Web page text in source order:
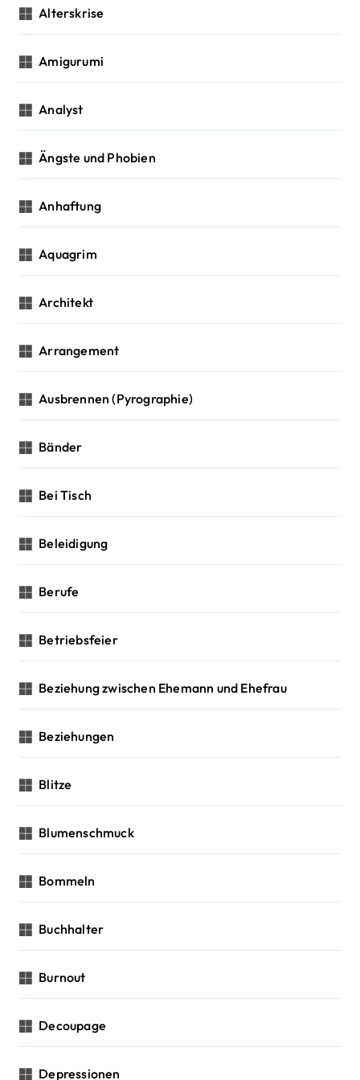
n Alterskrise
Amigurumi
Analyst
Ängste und Phobien
Anhaftung
Aquagrim
Architekt
Arrangement
Ausbrennen (Pyrographie)
Bänder
Bei Tisch
Beleidigung
Berufe
Betriebsfeier
Beziehung zwischen Ehemann und Ehefrau
Beziehungen
Blitze
Blumenschmuck
Bommeln
Buchhalter
Burnout
Decoupage
Depressionen